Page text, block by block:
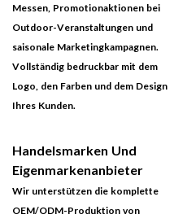
Messen, Promotionaktionen bei
Outdoor-Veranstaltungen und
saisonale Marketingkampagnen.
Vollständig bedruckbar mit dem
Logo, den Farben und dem Design
Ihres Kunden.
Handelsmarken Und
Eigenmarkenanbieter
Wir unterstützen die komplette
OEM/ODM-Produktion von